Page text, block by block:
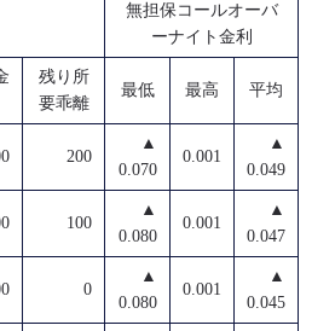
無担保コールオーバ
ーナイト金利
残り所
要乖離
最低 最高 平均
200
▲
0.070
0.001
▲
0.049
100
▲
0.080
0.001
▲
0.047
0
▲
0.080
0.001
▲
0.045